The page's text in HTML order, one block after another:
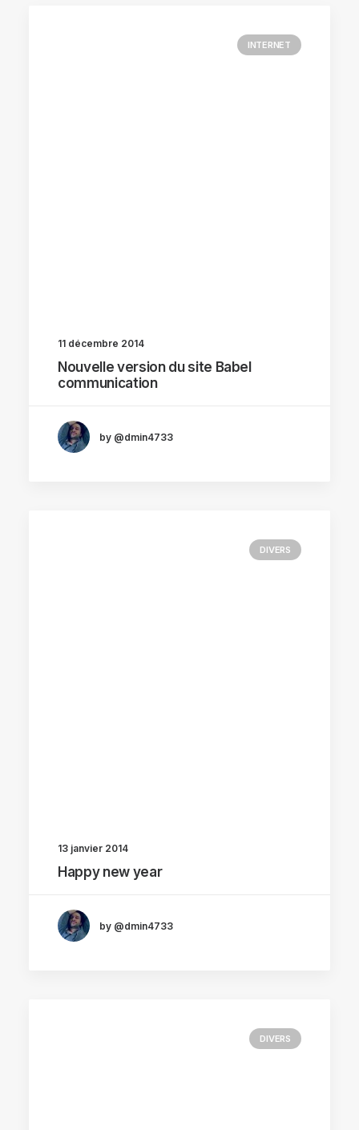
INTERNET
11 décembre 2014
Nouvelle version du site Babel
communication
by @dmin4733
DIVERS
13 janvier 2014
Happy new year
by @dmin4733
DIVERS